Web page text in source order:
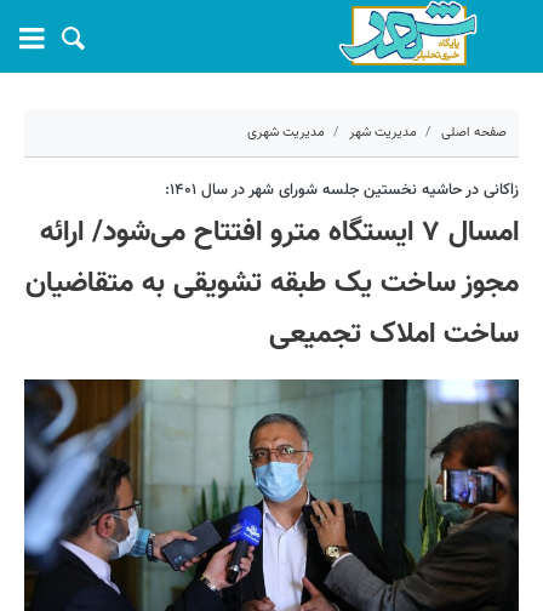
صفحه اصلی مدیریت شهر مدیریت شهری
۱۴ فروردین ۱۴۰۱ - ۱۳:۴۷
کد مطلب: 19728
زاکانی در حاشیه نخستین جلسه شورای شهر در سال ۱۴۰۱:
امسال ۷ ایستگاه مترو افتتاح می‌شود/ ارائه
مجوز ساخت یک طبقه تشویقی به متقاضیان
ساخت املاک تجمیعی